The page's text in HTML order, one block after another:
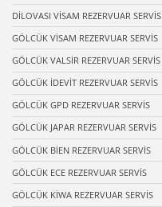
DİLOVASI VİSAM REZERVUAR SERVİS
GÖLCÜK VİSAM REZERVUAR SERVİS
GÖLCÜK VALSİR REZERVUAR SERVİS
GÖLCÜK İDEVİT REZERVUAR SERVİS
GÖLCÜK GPD REZERVUAR SERVİS
GÖLCÜK JAPAR REZERVUAR SERVİS
GÖLCÜK BİEN REZERVUAR SERVİS
GÖLCÜK ECE REZERVUAR SERVİS
GÖLCÜK KİWA REZERVUAR SERVİS